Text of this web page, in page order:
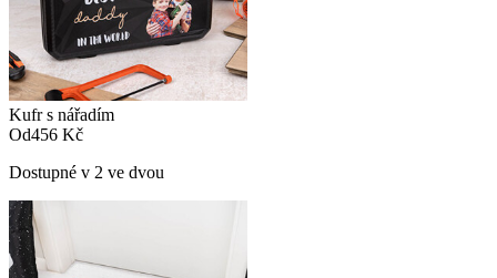
Kufr s nářadím
Od456 Kč
Dostupné v 2 ve dvou